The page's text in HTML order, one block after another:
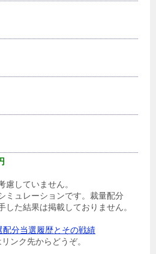
していません。
ュレーションです。裁量配分
した結果は掲載しておりません。
配分当選履歴とその戦績
ンク先からどうぞ。